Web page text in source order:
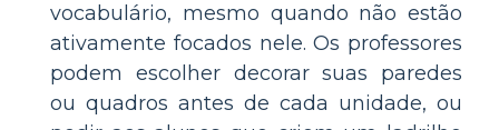
vocabulário, mesmo quando não estão
ativamente focados nele. Os professores
podem escolher decorar suas paredes
ou quadros antes de cada unidade, ou